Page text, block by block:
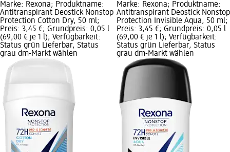
Marke: Rexona; Produktname:
Antitranspirant Deostick Nonstop
Protection Cotton Dry, 50 ml;
Preis: 3,45 €; Grundpreis: 0,05 l
(69,00 € je 1 l); Verfügbarkeit:
Status grün Lieferbar, Status
grau dm-Markt wählen
Marke: Rexona; Produktname:
Antitranspirant Deostick Nonstop
Protection Invisible Aqua, 50 ml;
Preis: 3,45 €; Grundpreis: 0,05 l
(69,00 € je 1 l); Verfügbarkeit:
Status grün Lieferbar, Status
grau dm-Markt wählen